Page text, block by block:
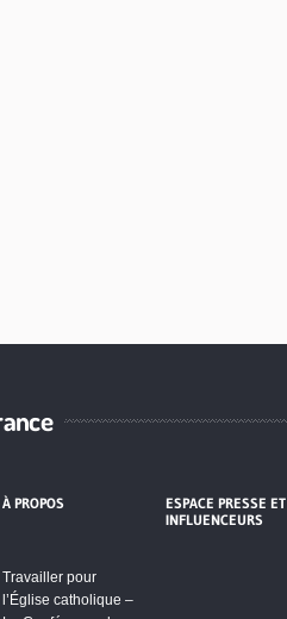
À PROPOS
Travailler pour
l’Église catholique –
ESPACE PRESSE ET
INFLUENCEURS